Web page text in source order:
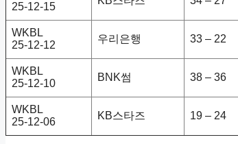
25-12-15
WKBL
25-12-12
우리은행 33 – 22
WKBL
25-12-10
BNK썸 38 – 36
WKBL
25-12-06
KB스타즈 19 – 24